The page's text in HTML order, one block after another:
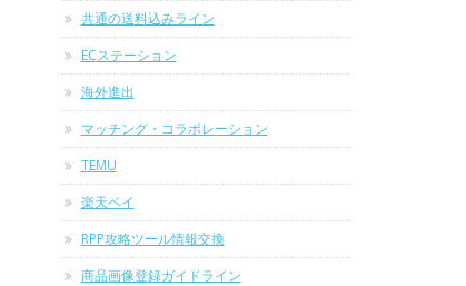
共通の送料込みライン
ECステーション
海外進出
マッチング・コラボレーション
TEMU
楽天ペイ
RPP攻略ツール情報交換
商品画像登録ガイドライン